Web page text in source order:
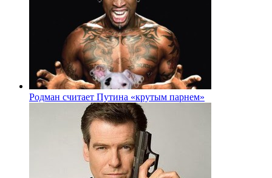
Родман считает Путина «крутым парнем»